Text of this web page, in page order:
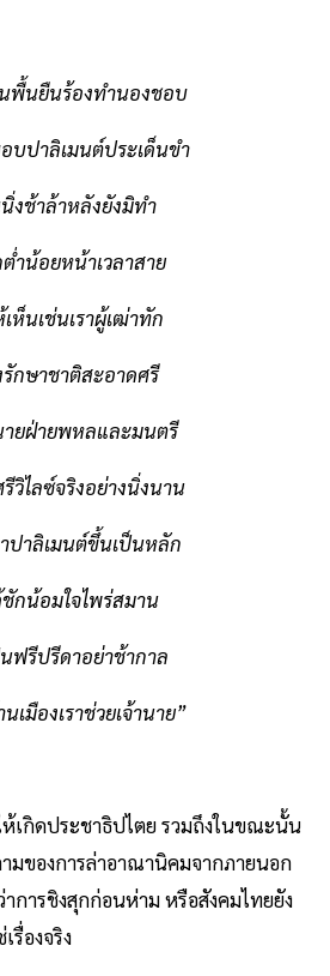
นพื้นยืนร้องทำนองชอบ
บปาลิเมนต์ประเด็นขำ
งช้าล้าหลังยังมิทำ
ำน้อยหน้าเวลาสาย
ห็นเช่นเราผู้เฒ่าทัก
รักษาชาติสะอาดศรี
ายฝ่ายพหลและมนตรี
วิไลซ์จริงอย่างนิ่งนาน
ปาลิเมนต์ขึ้นเป็นหลัก
ชักน้อมใจไพร่สมาน
นฟรีปรีดาอย่าช้ากาล
เมืองเราช่วยเจ้านาย”
เกิดประชาธิปไตย รวมถึงในขณะนั้น
มของการล่าอาณานิคมจากภายนอก
การชิงสุกก่อนห่าม หรือสังคมไทยยัง
รื่องจริง